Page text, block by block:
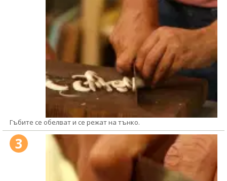
Гъбите се обелват и се режат на тънко.
3